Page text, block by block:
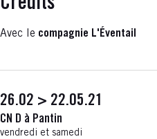
Crédits
Avec le compagnie L'Éventail
26.02 > 22.05.21
CN D à Pantin
vendredi et samedi